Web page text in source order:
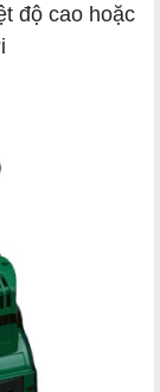
độ cao hoặc